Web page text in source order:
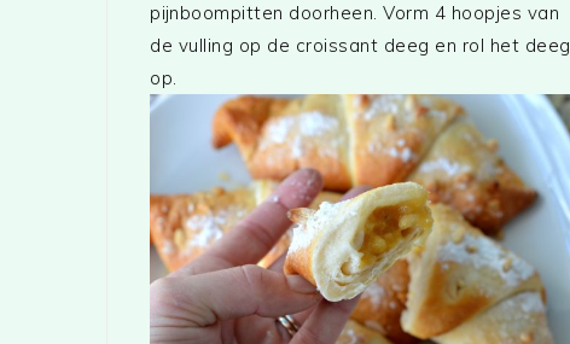
pijnboompitten doorheen. Vorm 4 hoopjes van
de vulling op de croissant deeg en rol het deeg
op.